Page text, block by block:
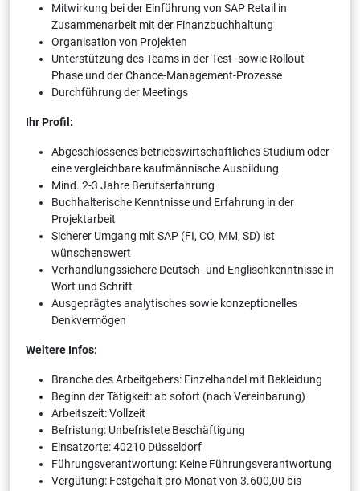
Mitwirkung bei der Einführung von SAP Retail in
Zusammenarbeit mit der Finanzbuchhaltung
Organisation von Projekten
Unterstützung des Teams in der Test- sowie Rollout
Phase und der Chance-Management-Prozesse
Durchführung der Meetings
Ihr Profil:
Abgeschlossenes betriebswirtschaftliches Studium oder
eine vergleichbare kaufmännische Ausbildung
Mind. 2-3 Jahre Berufserfahrung
Buchhalterische Kenntnisse und Erfahrung in der
Projektarbeit
Sicherer Umgang mit SAP (FI, CO, MM, SD) ist
wünschenswert
Verhandlungssichere Deutsch- und Englischkenntnisse in
Wort und Schrift
Ausgeprägtes analytisches sowie konzeptionelles
Denkvermögen
Weitere Infos:
Branche des Arbeitgebers: Einzelhandel mit Bekleidung
Beginn der Tätigkeit: ab sofort (nach Vereinbarung)
Arbeitszeit: Vollzeit
Befristung: Unbefristete Beschäftigung
Einsatzorte: 40210 Düsseldorf
Führungsverantwortung: Keine Führungsverantwortung
Vergütung: Festgehalt pro Monat von 3.600,00 bis